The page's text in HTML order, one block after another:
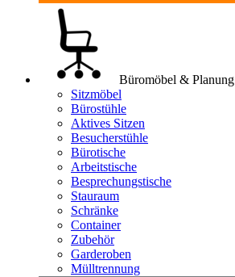
Büromöbel & Planung
Sitzmöbel
Bürostühle
Aktives Sitzen
Besucherstühle
Bürotische
Arbeitstische
Besprechungstische
Stauraum
Schränke
Container
Zubehör
Garderoben
Mülltrennung